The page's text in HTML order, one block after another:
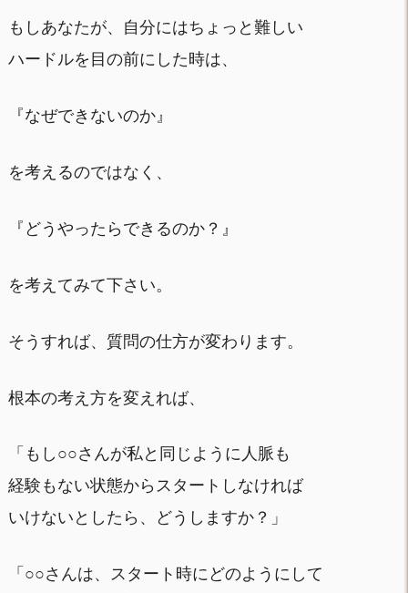
もしあなたが、自分にはちょっと難しい
ハードルを目の前にした時は、
『なぜできないのか』
を考えるのではなく、
『どうやったらできるのか？』
を考えてみて下さい。
そうすれば、質問の仕方が変わります。
根本の考え方を変えれば、
「もし○○さんが私と同じように人脈も
経験もない状態からスタートしなければ
いけないとしたら、どうしますか？」
「○○さんは、スタート時にどのようにして